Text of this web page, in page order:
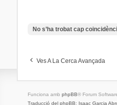
No s’ha trobat cap
Ves A La Cerca Avançada
Funciona amb phpBB® Forum
Traducció del phpBB: Isaac Garcia